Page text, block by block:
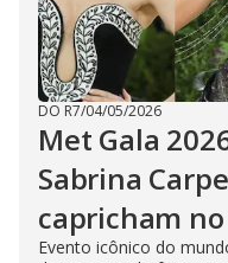
DO R7/04/05/2026
Met Gala
Sabrina
capricham
Evento icônico do